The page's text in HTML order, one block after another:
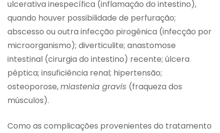
ulcerativa inespecífica (inflamação do intestino),
quando houver possibilidade de perfuração;
abscesso ou outra infecção pirogênica (infecção por
microorganismo); diverticulite; anastomose
intestinal (cirurgia do intestino) recente; úlcera
péptica; insuficiência renal; hipertensão;
osteoporose,miastenia gravis (fraqueza dos
músculos).
Como as complicações provenientes do tratamento